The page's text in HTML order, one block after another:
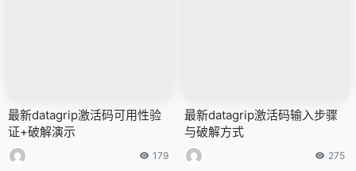
最新datagrip激活码可用性验
证+破解演示
179
最新datagrip激活码输入步骤
与破解方式
275